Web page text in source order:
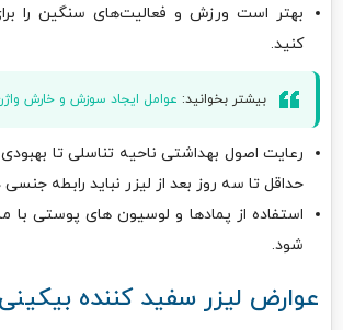
بهتر است ورزش و فعالیت‌های سنگین را
کنید.
بیشتر بخوانید: عوامل ایجاد سوزش و خارش
رعایت اصول بهداشتی ناحیه تناسلی تا
حداقل تا سه روز بعد از لیزر نباید رابطه
استفاده از پمادها و لوسیون های پوستی
شود.
عوارض لیزر سفید کننده بیکینی